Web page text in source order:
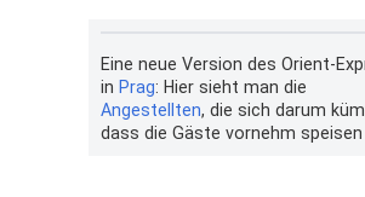
Eine neue Version des Orient-
in Prag: Hier sieht man die
Angestellten, die sich darum
dass die Gäste vornehm speisen